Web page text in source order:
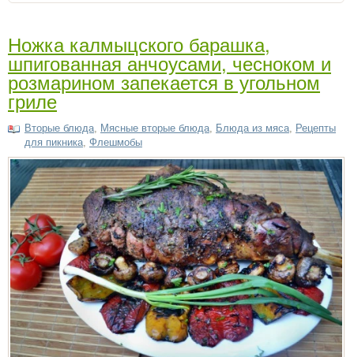
Ножка калмыцского барашка,
шпигованная анчоусами, чесноком и
розмарином запекается в угольном
гриле
Вторые блюда, Мясные вторые блюда, Блюда из мяса, Рецепты
для пикника, Флешмобы